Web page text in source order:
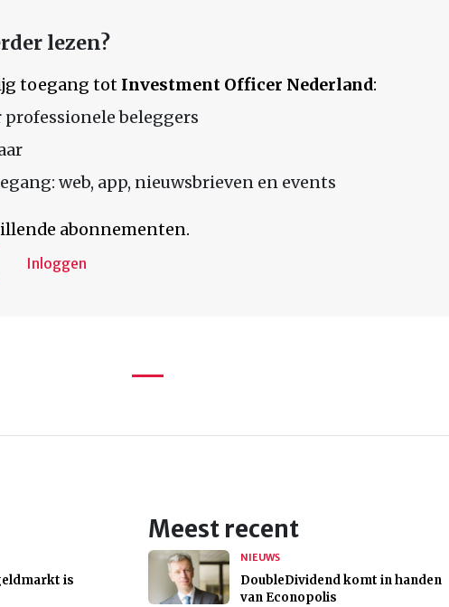
lezen?
toegang tot Investment Officer Nederland:
professionele beleggers
web, app, nieuwsbrieven en events
abonnementen.
Inloggen
is
Meest recent
NIEUWS
DoubleDividend komt in handen
van Econopolis